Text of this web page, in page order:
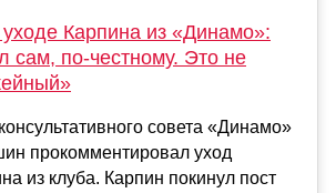
Карпина из «Динамо»:
сам, по-честному. Это не
совета «Динамо»
прокомментировал уход
из клуба. Карпин покинул пост